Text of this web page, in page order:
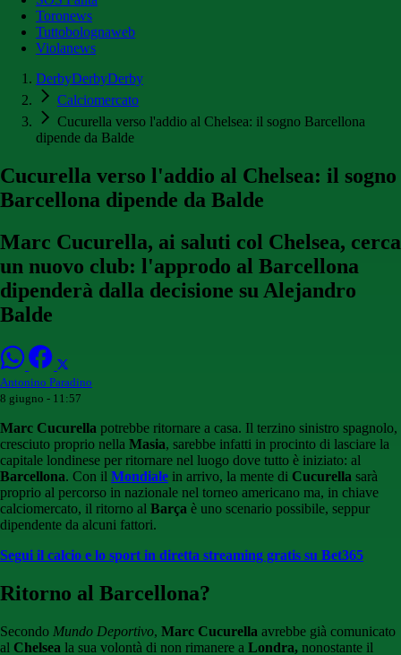
Toronews
Tuttobolognaweb
Violanews
DerbyDerbyDerby
Calciomercato
Cucurella verso l'addio al Chelsea: il sogno Barcellona
dipende da Balde
Cucurella verso l'addio al Chelsea: il sogno
Barcellona dipende da Balde
Marc Cucurella, ai saluti col Chelsea, cerca
un nuovo club: l'approdo al Barcellona
dipenderà dalla decisione su Alejandro
Balde
Antonino Paradino
8 giugno - 11:57
Marc Cucurella potrebbe ritornare a casa. Il terzino sinistro spagnolo,
cresciuto proprio nella Masia, sarebbe infatti in procinto di lasciare la
capitale londinese per ritornare nel luogo dove tutto è iniziato: al
Barcellona. Con il Mondiale in arrivo, la mente di Cucurella sarà
proprio al percorso in nazionale nel torneo americano ma, in chiave
calciomercato, il ritorno al Barça è uno scenario possibile, seppur
dipendente da alcuni fattori.
Segui il calcio e lo sport in diretta streaming gratis su Bet365
Ritorno al Barcellona?
Secondo Mundo Deportivo, Marc Cucurella avrebbe già comunicato
al Chelsea la sua volontà di non rimanere a Londra, nonostante il